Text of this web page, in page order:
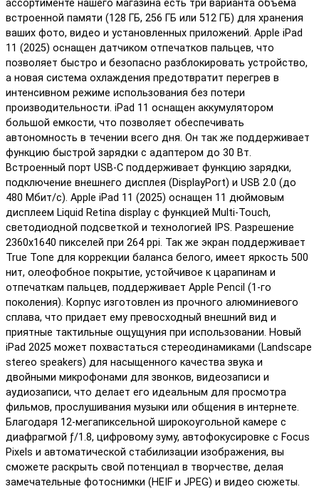
ассортименте нашего магазина есть три варианта объёма
встроенной памяти (128 ГБ, 256 ГБ или 512 ГБ) для хранения
ваших фото, видео и установленных приложений. Apple iPad
11 (2025) оснащен датчиком отпечатков пальцев, что
позволяет быстро и безопасно разблокировать устройство,
а новая система охлаждения предотвратит перегрев в
интенсивном режиме использования без потери
производительности. iPad 11 оснащен аккумулятором
большой емкости, что позволяет обеспечивать
автономность в течении всего дня. Он так же поддерживает
функцию быстрой зарядки с адаптером до 30 Вт.
Встроенный порт USB-C поддерживает функцию зарядки,
подключение внешнего дисплея (DisplayPort) и USB 2.0 (до
480 Мбит/с). Apple iPad 11 (2025) оснащен 11 дюймовым
дисплеем Liquid Retina display с функцией Multi‑Touch,
светодиодной подсветкой и технологией IPS. Разрешение
2360x1640 пикселей при 264 ppi. Так же экран поддерживает
True Tone для коррекции баланса белого, имеет яркость 500
нит, олеофобное покрытие, устойчивое к царапинам и
отпечаткам пальцев, поддерживает Apple Pencil (1-го
поколения). Корпус изготовлен из прочного алюминиевого
сплава, что придает ему превосходный внешний вид и
приятные тактильные ощущуния при использовании. Новый
iPad 2025 может похвастаться стереодинамиками (Landscape
stereo speakers) для насыщенного качества звука и
двойными микрофонами для звонков, видеозаписи и
аудиозаписи, что делает его идеальным для просмотра
фильмов, прослушивания музыки или общения в интернете.
Благодаря 12-мегапиксельной широкоугольной камере с
диафрагмой ƒ/1.8, цифровому зуму, автофокусировке с Focus
Pixels и автоматической стабилизации изображения, вы
сможете раскрыть свой потенциал в творчестве, делая
замечательные фотоснимки (HEIF и JPEG) и видео сюжеты.